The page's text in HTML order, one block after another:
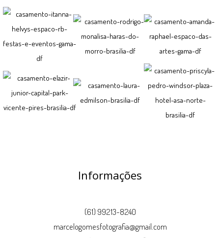
Informações
(61) 99213-8240
marcelogomesfotografia@gmail.com